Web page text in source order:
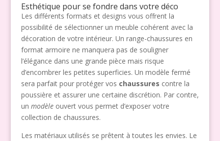
Esthétique pour se fondre dans votre déco
Les différents formats et designs vous offrent la
possibilité de sélectionner un meuble cohérent avec la
décoration de votre intérieur. Un range-chaussures en
format armoire ne manquera pas de souligner
l’élégance dans une grande pièce mais risque
d’encombrer les petites superficies. Un modèle fermé
sera parfait pour protéger vos chaussures contre la
poussière et assurer une certaine discrétion. Par contre,
un modèle ouvert vous permet d’exposer votre
collection de chaussures.
Les matériaux utilisés se prêtent à toutes les envies. Le